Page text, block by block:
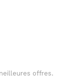
offres.